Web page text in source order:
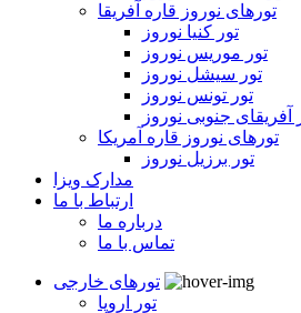
تورهای نوروز قاره آفریقا
تور کنیا نوروز
تور موریس نوروز
تور سیشل نوروز
تور تونس نوروز
آفریقای جنوبی نوروز
تورهای نوروز قاره آمریکا
تور برزیل نوروز
مدارک ویزا
ارتباط با ما
درباره ما
تماس با ما
تورهای خارجی
تور اروپا